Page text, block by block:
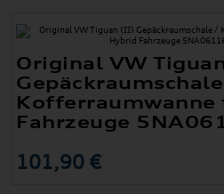
Original VW
Kofferraumwanne
Fahrzeuge
101,90 €